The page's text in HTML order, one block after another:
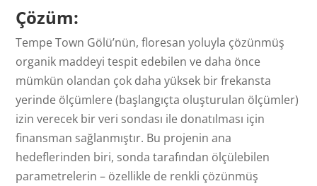
Çözüm:
Tempe Town Gölü’nün, floresan yoluyla çözünmüş
organik maddeyi tespit edebilen ve daha önce
mümkün olandan çok daha yüksek bir frekansta
yerinde ölçümlere (başlangıçta oluşturulan ölçümler)
izin verecek bir veri sondası ile donatılması için
finansman sağlanmıştır. Bu projenin ana
hedeflerinden biri, sonda tarafından ölçülebilen
parametrelerin – özellikle de renkli çözünmüş